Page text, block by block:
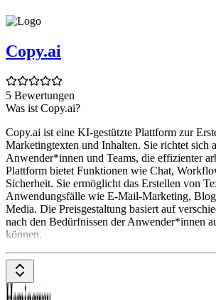
Copy.ai
5 Bewertungen
Was ist Copy.ai?
Copy.ai ist eine KI-gestützte Plattform zur
Marketingtexten und Inhalten. Sie richtet sich
Anwender*innen und Teams, die effizienter
Plattform bietet Funktionen wie Chat,
Sicherheit. Sie ermöglicht das Erstellen von
Anwendungsfälle wie E-Mail-Marketing,
Media. Die Preisgestaltung basiert auf
nach den Bedürfnissen der Anwender*innen
können.